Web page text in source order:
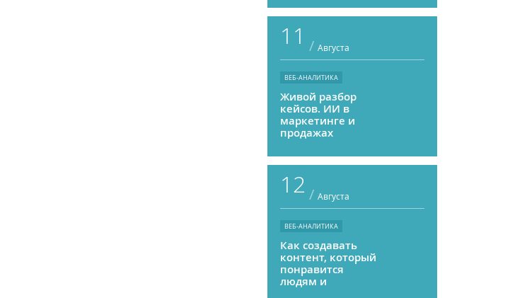
приносить ROMI
выше, чем
мессенджеры
11 / Августа
ВЕБ-АНАЛИТИКА
Живой разбор
кейсов. ИИ в
маркетинге и
продажах
12 / Августа
ВЕБ-АНАЛИТИКА
Как создавать
контент, который
понравится
людям и